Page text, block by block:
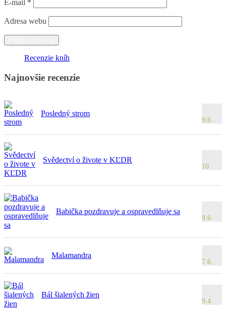
E-mail *
Adresa webu
Recenzie kníh
Najnovšie recenzie
Posledný strom
9.6
Svědectví o živote v KĽDR
10
Babička pozdravuje a ospravedlňuje sa
9.6
Malamandra
7.6
Bál šialených žien
9.4